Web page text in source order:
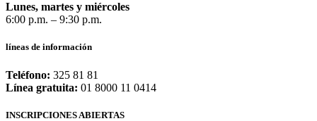
Lunes, martes y miércoles
6:00 p.m. – 9:30 p.m.
líneas de información
Teléfono: 325 81 81
Línea gratuita: 01 8000 11 0414
INSCRIPCIONES ABIERTAS